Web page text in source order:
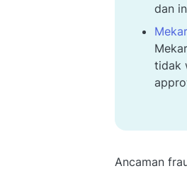
dan
tidak
Ancaman